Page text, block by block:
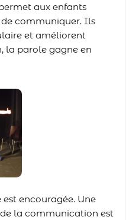
aux enfants
communiquer. Ils
et améliorent
la parole gagne en
est encouragée. Une
la communication est